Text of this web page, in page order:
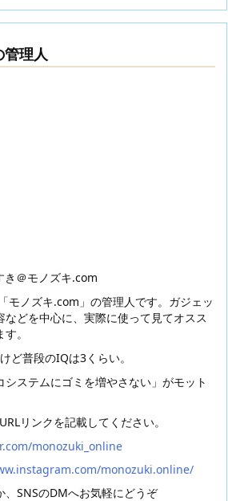
理人
き＠モノズキ.com
モノズキ.com」の管理人です。ガジェッ
などを中心に、実際に使って見てオスス
。
ど普段のIQは3くらい。
システムにゴミを増やさない」がモット
リンクを記載してください。
monozuki_online
monozuki.online/
、SNSのDMへお気軽にどうぞ